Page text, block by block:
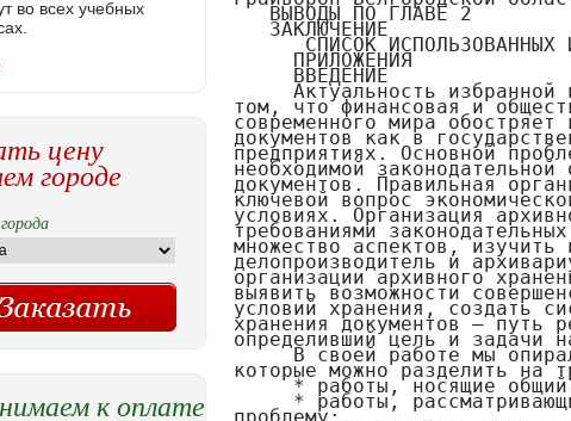
во всех учебных
цену
городе
к оплате